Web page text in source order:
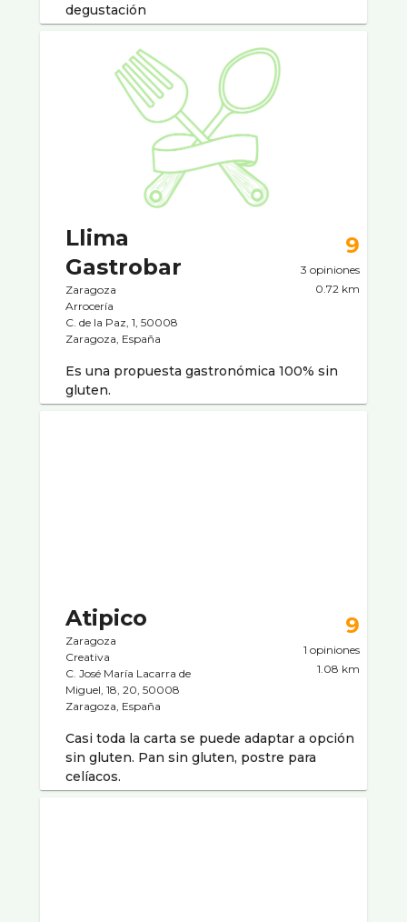
degustación
Llima
Gastrobar
Zaragoza
Arrocerí­a
C. de la Paz, 1, 50008
Zaragoza, España
9
3 opiniones
0.72 km
Es una propuesta gastronómica 100% sin
gluten.
Atipico
Zaragoza
Creativa
C. José María Lacarra de
Miguel, 18, 20, 50008
Zaragoza, España
9
1 opiniones
1.08 km
Casi toda la carta se puede adaptar a opción
sin gluten. Pan sin gluten, postre para
celíacos.